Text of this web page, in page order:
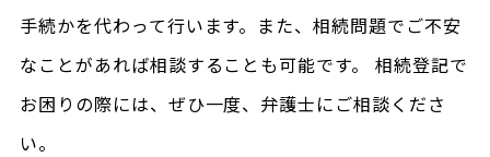
手続かを代わって行います。また、相続問題でご不安
なことがあれば相談することも可能です。 相続登記で
お困りの際には、ぜひ一度、弁護士にご相談くださ
い。